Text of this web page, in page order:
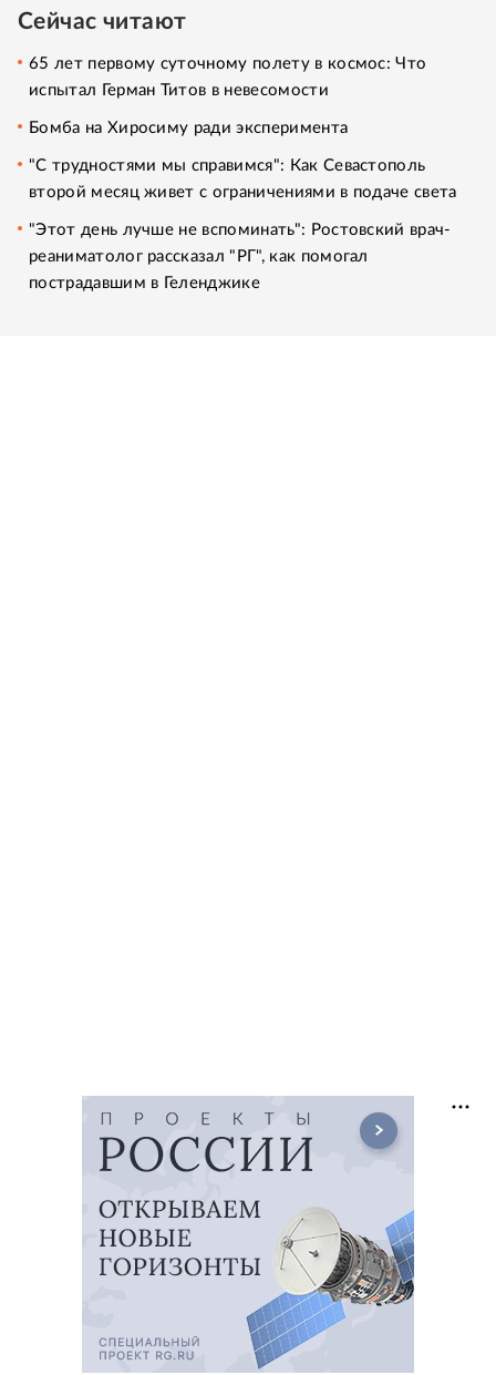
Сейчас читают
65 лет первому суточному полету в космос: Что
испытал Герман Титов в невесомости
Бомба на Хиросиму ради эксперимента
"С трудностями мы справимся": Как Севастополь
второй месяц живет с ограничениями в подаче света
"Этот день лучше не вспоминать": Ростовский врач-
реаниматолог рассказал "РГ", как помогал
пострадавшим в Геленджике